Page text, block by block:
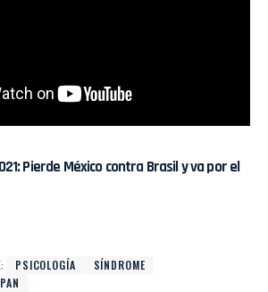
Pierde México contra Brasil y va por el
PSICOLOGÍA
SÍNDROME